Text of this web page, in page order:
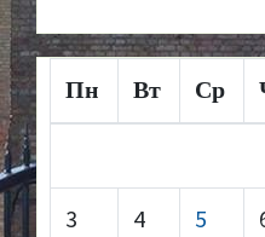
Пн Вт Ср
3 4 5